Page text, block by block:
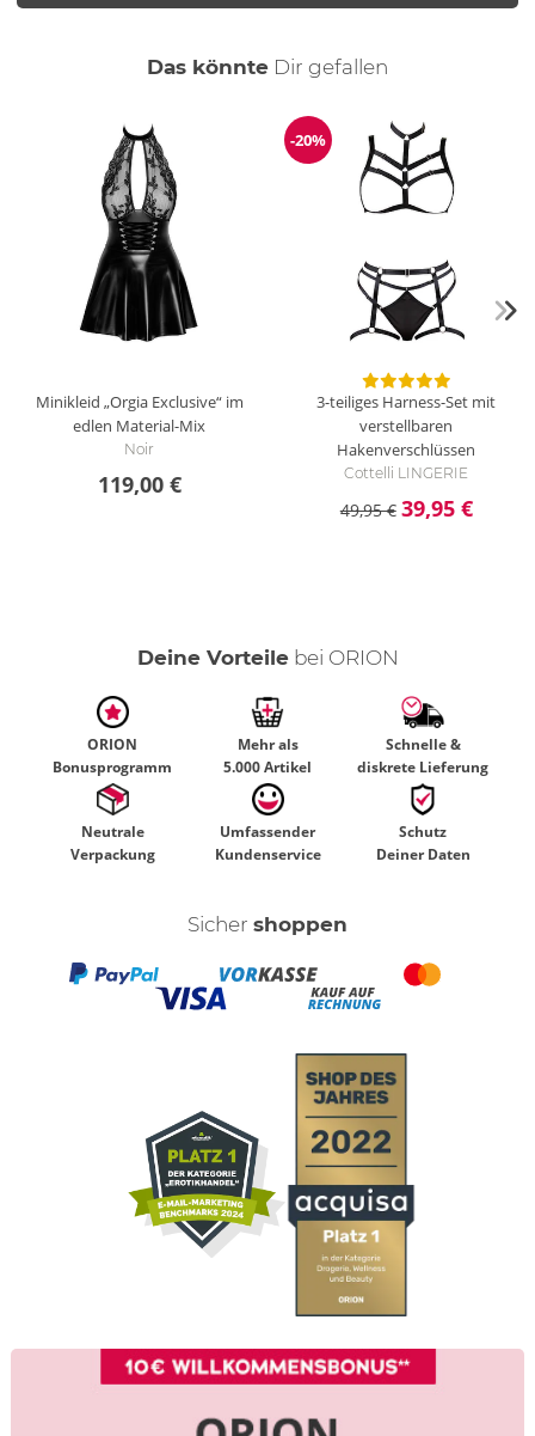
Das könnte Dir auch
gefallen
Minikleid „Orgia Exclusive“ im
edlen Material-Mix
Noir
119,00 €
Reduzierung
-20%
3-teiliges Harness-Set mit
verstellbaren
Hakenverschlüssen
Cottelli LINGERIE
49,95 € 39,95 €
Deine Vorteilebei ORION
ORION
Bonusprogramm
Mehr als
5.000 Artikel
Schnelle &
diskrete Lieferung
Neutrale
Verpackung
Umfassender
Kundenservice
Schutz
Deiner Daten
Sicher shoppen